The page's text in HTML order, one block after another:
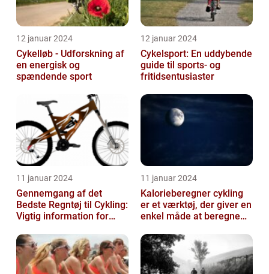
12 januar 2024
Cykelløb - Udforskning af
en energisk og
spændende sport
12 januar 2024
Cykelsport: En uddybende
guide til sports- og
fritidsentusiaster
11 januar 2024
Gennemgang af det
Bedste Regntøj til Cykling:
Vigtig information for
Fritidsentusiaster
11 januar 2024
Kalorieberegner cykling
er et værktøj, der giver en
enkel måde at beregne
mængde k...